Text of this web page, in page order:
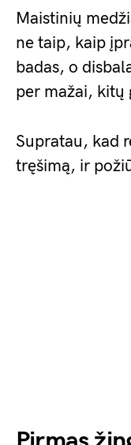
Maistinių
ne taip, kaip
badas, o
per mažai, kitų
Supratau, kad
tręšimą, ir